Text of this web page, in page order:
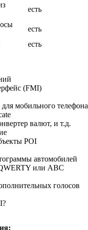
есть
есть
есть
(FMI)
мобильного телефона
валют, и т.д.
POI
автомобилей
или ABC
голосов